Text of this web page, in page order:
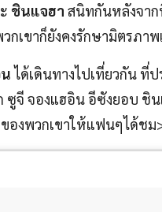
ชินแจฮา สนิทกันหลังจาก
กเขาก็ยังคงรักษามิตรภา
ได้เดินทางไปเที่ยวกัน ที่
ซูจี จองแฮอิน อีซังยอบ ชิ
องพวกเขาให้แฟนๆได้ชม